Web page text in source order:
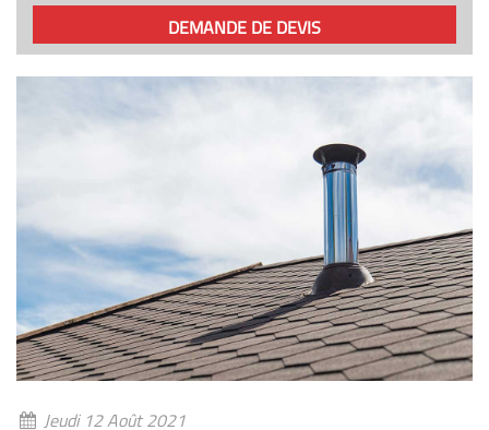
DEMANDE DE DEVIS
Jeudi 12 Août 2021